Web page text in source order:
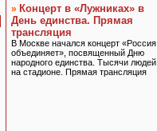
» Концерт в «Лужниках» в
День единства. Прямая
трансляция
В Москве начался концерт «Россия
объединяет», посвященный Дню
народного единства. Тысячи людей
на стадионе. Прямая трансляция